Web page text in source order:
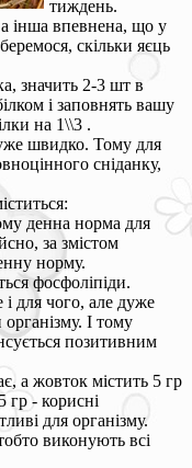
тиждень.
інша впевнена, що у
скільки яєць
значить 2-3 шт в
і заповнять вашу
на 1\\3 .
швидко. Тому для
сніданку,
денна норма для
за змістом
норму.
фосфоліпіди.
для чого, але дуже
І тому
позитивним
а жовток містить 5 гр
гр - корисні
для організму.
виконують всі